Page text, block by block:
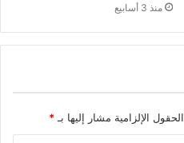
منذ 3 أسابيع
الحقول الإلزامية مشار إليها بـ*